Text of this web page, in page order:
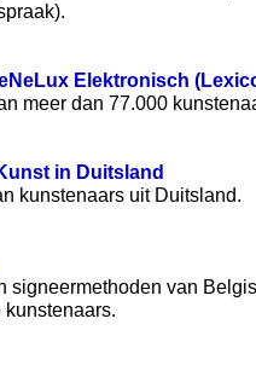
Elektronisch
meer dan 77.000
in Duitsland
kunstenaars uit Duitsland.
signeermethoden van
kunstenaars.